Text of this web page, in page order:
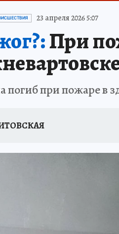
ИСПЫТАНО НА СЕБЕ23 апреля 2026 5:07
При
при пожаре в